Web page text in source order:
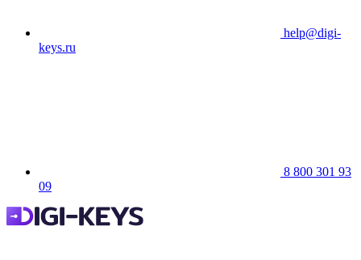
help@digi-
keys.ru
8 800 301 93
09